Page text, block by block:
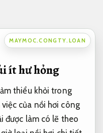
MAYMOC.CONGTY.LOAN
ít hư hỏng
thiểu khỏi trong
của nồi hơi công
được làm có lẽ theo